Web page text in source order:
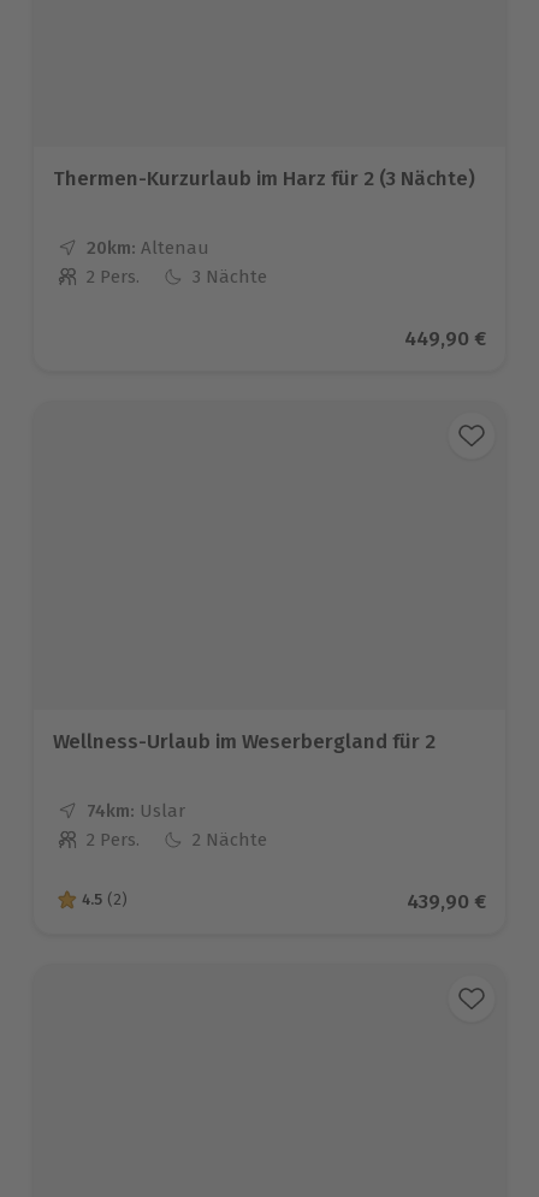
Thermen-Kurzurlaub im Harz für 2 (3 Nächte)
20km: Entfernung
Standort
Altenau
Anzahl der Teilnehmer
2 Pers. 3 Nächte
Aktueller
449,90 €
Wellness-Urlaub im Weserbergland für 2
74km: Entfernung
Standort
Uslar
Anzahl der Teilnehmer
2 Pers. 2 Nächte
4.5 von 5 Sternen basierend auf 2 Bewertungen
4.5 (2) Aktueller
439,90 €